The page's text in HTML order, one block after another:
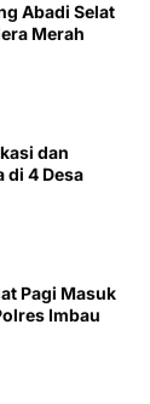
Abadi Selat
Merah
dan
di 4 Desa
Pagi Masuk
Imbau